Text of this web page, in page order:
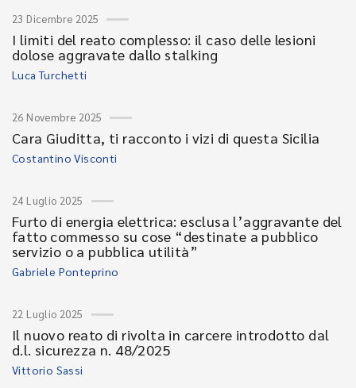
23 Dicembre 2025
I limiti del reato complesso: il caso delle lesioni
dolose aggravate dallo stalking
Luca Turchetti
26 Novembre 2025
Cara Giuditta, ti racconto i vizi di questa Sicilia
Costantino Visconti
24 Luglio 2025
Furto di energia elettrica: esclusa l’aggravante del
fatto commesso su cose “destinate a pubblico
servizio o a pubblica utilità”
Gabriele Ponteprino
22 Luglio 2025
Il nuovo reato di rivolta in carcere introdotto dal
d.l. sicurezza n. 48/2025
Vittorio Sassi